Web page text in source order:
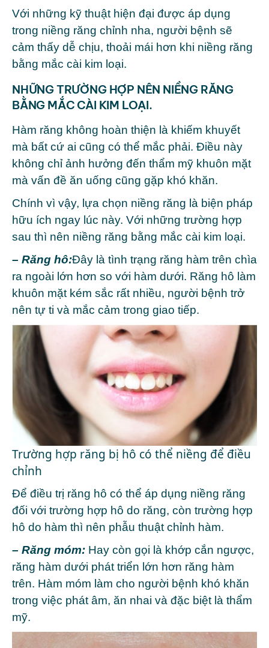
Với những kỹ thuật hiện đại được áp dụng
trong niềng răng chỉnh nha, người bệnh sẽ
cảm thấy dễ chịu, thoải mái hơn khi niềng răng
bằng mắc cài kim loại.
NHỮNG TRƯỜNG HỢP NÊN NIỀNG RĂNG
BẰNG MẮC CÀI KIM LOẠI.
Hàm răng không hoàn thiện là khiếm khuyết
mà bất cứ ai cũng có thể mắc phải. Điều này
không chỉ ảnh hưởng đến thẩm mỹ khuôn mặt
mà vấn đề ăn uống cũng gặp khó khăn.
Chính vì vậy, lựa chọn niềng răng là biện pháp
hữu ích ngay lúc này. Với những trường hợp
sau thì nên niềng răng bằng mắc cài kim loại.
– Răng hô:Đây là tình trạng răng hàm trên chìa
ra ngoài lớn hơn so với hàm dưới. Răng hô làm
khuôn mặt kém sắc rất nhiều, người bệnh trở
nên tự ti và mắc cảm trong giao tiếp.
Trường hợp răng bị hô có thể niềng để điều
chỉnh
Để điều trị răng hô có thể áp dụng niềng răng
đối với trường hợp hô do răng, còn trường hợp
hô do hàm thì nên phẫu thuật chỉnh hàm.
– Răng móm: Hay còn gọi là khớp cắn ngược,
răng hàm dưới phát triển lớn hơn răng hàm
trên. Hàm móm làm cho người bệnh khó khăn
trong việc phát âm, ăn nhai và đặc biệt là thẩm
mỹ.